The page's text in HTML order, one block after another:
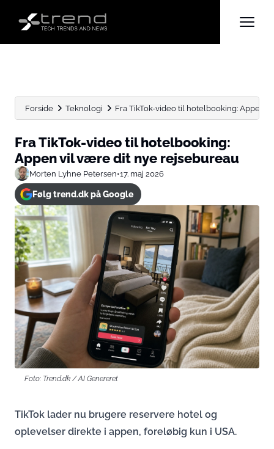
Forside Teknologi Fra TikTok-video til hotelbooking: Appen
Fra TikTok-video til hotelbooking:
Appen vil være dit nye rejsebureau
Morten Lyhne Petersen•17. maj 2026
Følg trend.dk på Google
Foto: Trend.dk / AI Genereret
TikTok lader nu brugere reservere hotel og
oplevelser direkte i appen, foreløbig kun i USA.